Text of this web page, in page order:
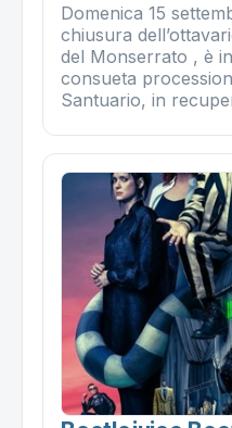
Domenica 15
chiusura
del Monserrato , è
consueta
Santuario, in